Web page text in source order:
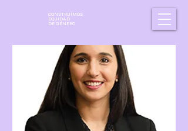
CONSTRUÍMOS
EQUIDAD
DE GÉNERO